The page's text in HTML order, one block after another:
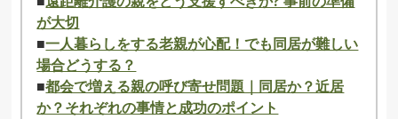
が大切
■一人暮らしをする老親が心配！でも同居が難しい
場合どうする？
■都会で増える親の呼び寄せ問題｜同居か？近居
か？それぞれの事情と成功のポイント